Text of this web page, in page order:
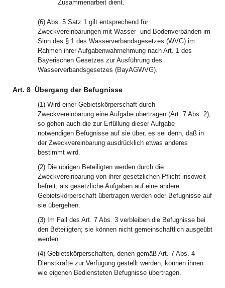
Zusammenarbeit dient.
(6) Abs. 5 Satz 1 gilt entsprechend für
Zweckvereinbarungen mit Wasser- und Bodenverbänden im
Sinn des § 1 des Wasserverbandsgesetzes (WVG) im
Rahmen ihrer Aufgabenwahrnehmung nach Art. 1 des
Bayerischen Gesetzes zur Ausführung des
Wasserverbandsgesetzes (BayAGWVG).
Art. 8 Übergang der Befugnisse
(1) Wird einer Gebietskörperschaft durch
Zweckvereinbarung eine Aufgabe übertragen (Art. 7 Abs. 2),
so gehen auch die zur Erfüllung dieser Aufgabe
notwendigen Befugnisse auf sie über, es sei denn, daß in
der Zweckvereinbarung ausdrücklich etwas anderes
bestimmt wird.
(2) Die übrigen Beteiligten werden durch die
Zweckvereinbarung von ihrer gesetzlichen Pflicht insoweit
befreit, als gesetzliche Aufgaben auf eine andere
Gebietskörperschaft übertragen werden oder Befugnisse auf
sie übergehen.
(3) Im Fall des Art. 7 Abs. 3 verbleiben die Befugnisse bei
den Beteiligten; sie können nicht gemeinschaftlich ausgeübt
werden.
(4) Gebietskörperschaften, denen gemäß Art. 7 Abs. 4
Dienstkräfte zur Verfügung gestellt werden, können ihnen
wie eigenen Bediensteten Befugnisse übertragen.